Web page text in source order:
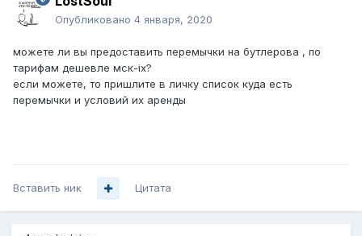
Опубликовано 4 января, 2020
можете ли вы предоставить перемычки на бутлерова , по
тарифам дешевле мск-ix?
если можете, то пришлите в личку список куда есть
перемычки и условий их аренды
Вставить ник Цитата